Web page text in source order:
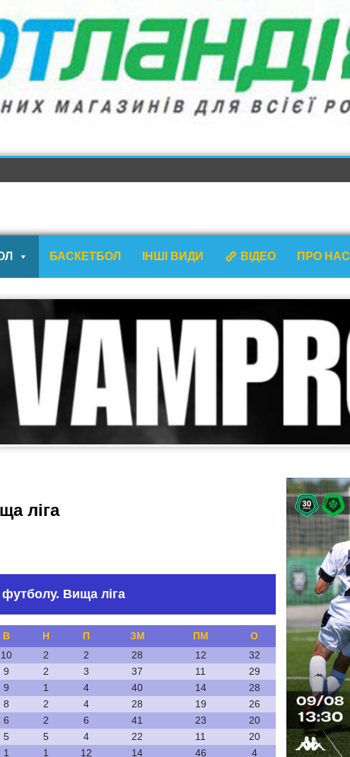
БАСКЕТБОЛ ІНШІ ВИДИ ВІДЕО ПРО НАС
ліга
футболу. Вища ліга
В Н П ЗМ ПМ
О
10 2 2 28 12
32
9 2 3 37 11
29
9 1 4 40 14
28
8 2 4 28 19
26
6 2 6 41 23
20
5 5 4 22 11
20
1 1 12 14 46
4